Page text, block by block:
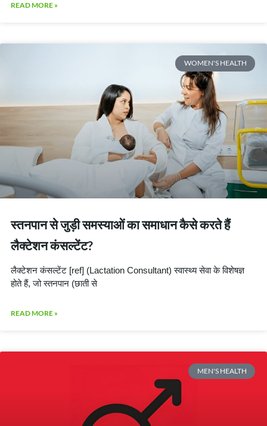
READ MORE »
WOMEN'S HEALTH
स्तनपान से जुड़ी समस्याओं का समाधान कैसे करते हैं
लैक्टेशन कंसल्टेंट?
लैक्टेशन कंसल्टेंट [ref] (Lactation Consultant) स्वास्थ्य सेवा के विशेषज्ञ
होते हैं, जो स्तनपान (छाती से
READ MORE »
MEN'S HEALTH